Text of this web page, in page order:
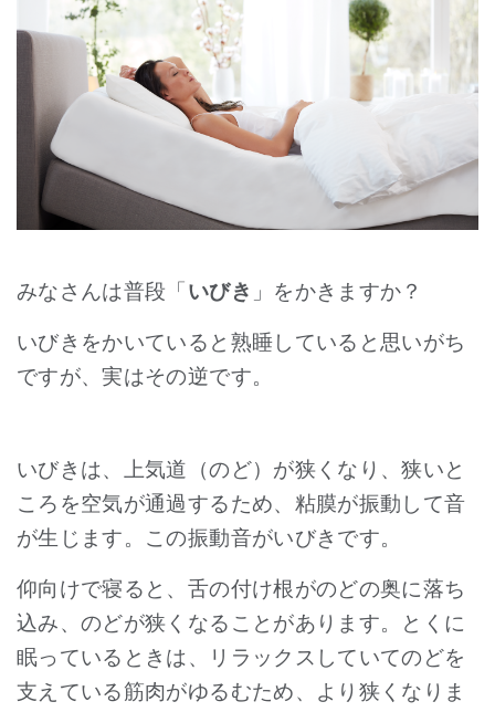
みなさんは普段「いびき 」をかきますか？
いびきをかいていると熟睡していると思いがち
ですが、実はその逆です。
いびきは、上気道（のど）が狭くなり、狭いと
ころを空気が通過するため、粘膜が振動して音
が生じます。この振動音がいびきです。
仰向けで寝ると、舌の付け根がのどの奥に落ち
込み、のどが狭くなることがあります。とくに
眠っているときは、リラックスしていてのどを
支えている筋肉がゆるむため、より狭くなりま